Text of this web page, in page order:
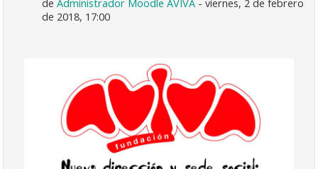
deAdministrador Moodle AVIVA - viernes, 2 de febrero
de 2018, 17:00